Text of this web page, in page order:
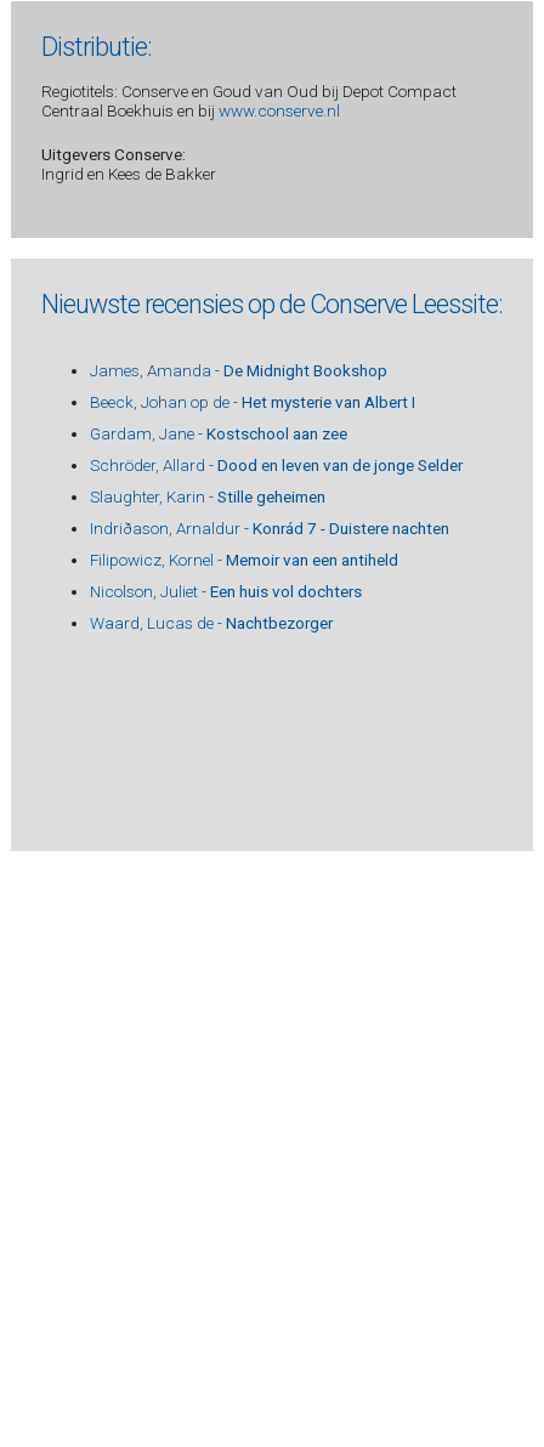
Distributie:
Regiotitels: Conserve en Goud van Oud bij Depot Compact
Centraal Boekhuis en bij www.conserve.nl
Uitgevers Conserve:
Ingrid en Kees de Bakker
Nieuwste recensies op de Conserve Leessite:
James, Amanda -De Midnight Bookshop
Beeck, Johan op de -Het mysterie van Albert I
Gardam, Jane -Kostschool aan zee
Schröder, Allard -Dood en leven van de jonge Selder
Slaughter, Karin -Stille geheimen
Indriðason, Arnaldur -Konrád 7 - Duistere nachten
Filipowicz, Kornel -Memoir van een antiheld
Nicolson, Juliet -Een huis vol dochters
Waard, Lucas de -Nachtbezorger